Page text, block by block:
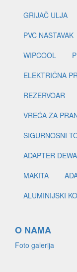
GRIJAČ ULJA
PVC NASTAVAK
WIPCOOL
ELEKTRIČNA
REZERVOAR
VREĆA ZA
SIGURNOSNI
ADAPTER
MAKITA
ALUMINIJSKI
O NAMA
Foto galerija